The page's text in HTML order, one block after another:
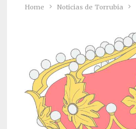
Home Noticias de Torrubia